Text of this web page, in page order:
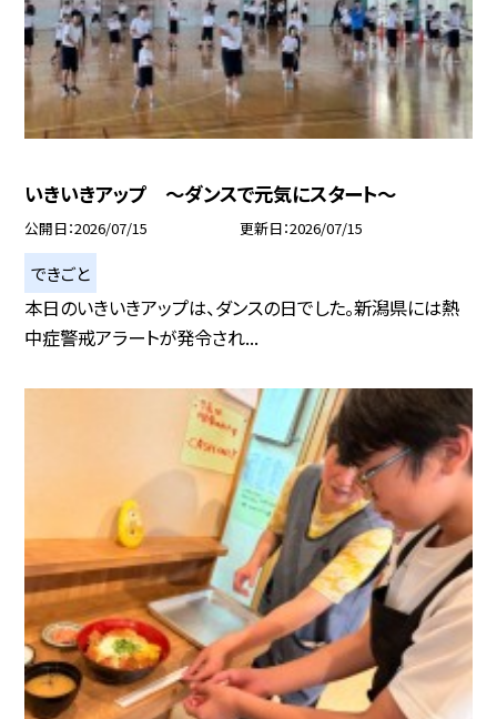
いきいきアップ ～ダンスで元気にスタート～
公開日 2026/07/15 更新日 2026/07/15
できごと
本日のいきいきアップは、ダンスの日でした。新潟県には熱
中症警戒アラートが発令され...